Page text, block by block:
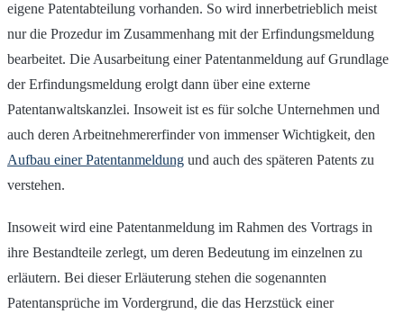
eigene Patentabteilung vorhanden. So wird innerbetrieblich meist
nur die Prozedur im Zusammenhang mit der Erfindungsmeldung
bearbeitet. Die Ausarbeitung einer Patentanmeldung auf Grundlage
der Erfindungsmeldung erolgt dann über eine externe
Patentanwaltskanzlei. Insoweit ist es für solche Unternehmen und
auch deren Arbeitnehmererfinder von immenser Wichtigkeit, den
Aufbau einer Patentanmeldung und auch des späteren Patents zu
verstehen.
Insoweit wird eine Patentanmeldung im Rahmen des Vortrags in
ihre Bestandteile zerlegt, um deren Bedeutung im einzelnen zu
erläutern. Bei dieser Erläuterung stehen die sogenannten
Patentansprüche im Vordergrund, die das Herzstück einer